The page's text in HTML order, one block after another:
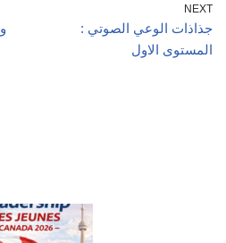
NEXT
جذاذات الوعي الصوتي :
المستوى الاول